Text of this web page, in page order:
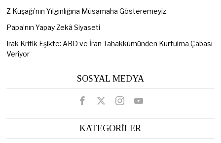
Z Kuşağı’nın Yılgınlığına Müsamaha Gösteremeyiz
Papa’nın Yapay Zekâ Siyaseti
Irak Kritik Eşikte: ABD ve İran Tahakkümünden Kurtulma Çabası
Veriyor
SOSYAL MEDYA
KATEGORİLER